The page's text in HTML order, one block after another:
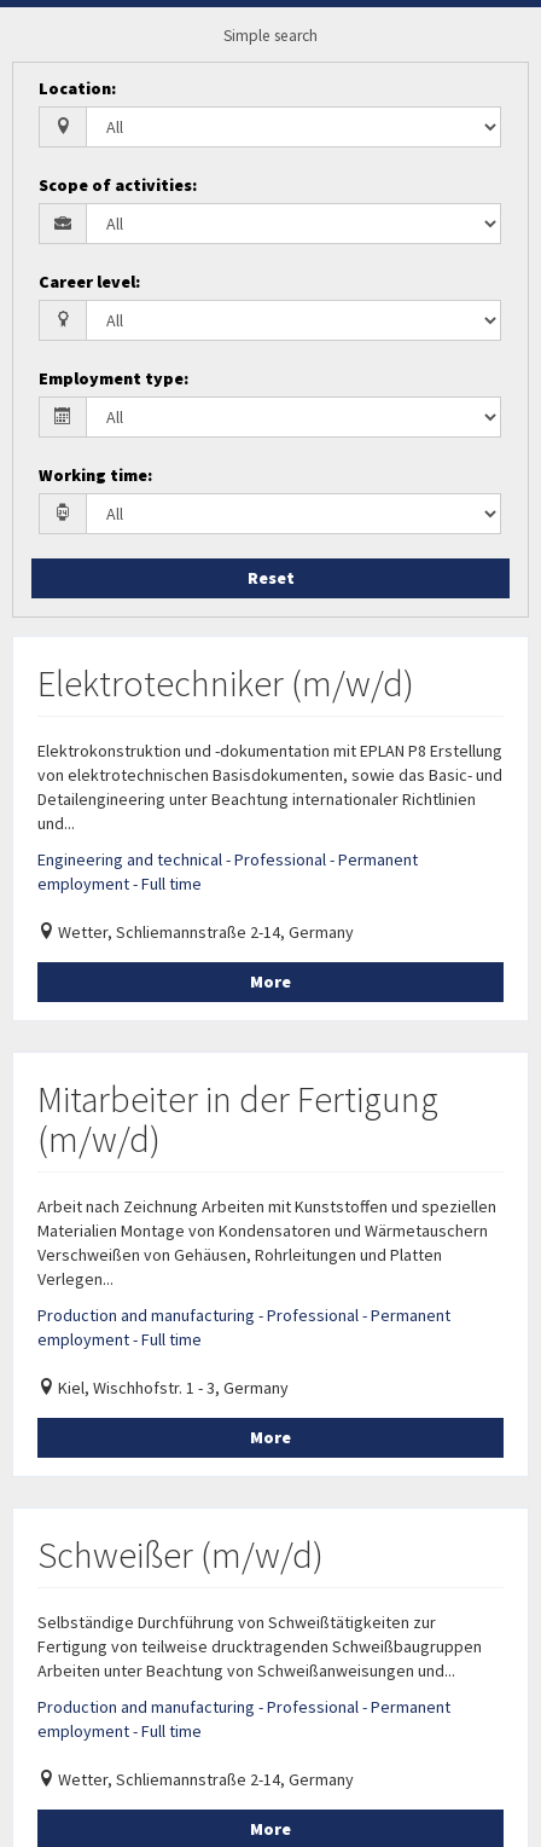
Simple search
Location:
Scope of activities:
Career level:
Employment type:
Working time:
Reset
Elektrotechniker (m/w/d)
Elektrokonstruktion und -dokumentation mit EPLAN P8 Erstellung
von elektrotechnischen Basisdokumenten, sowie das Basic- und
Detailengineering unter Beachtung internationaler Richtlinien
und...
Engineering and technical - Professional - Permanent
employment - Full time
Wetter, Schliemannstraße 2-14, Germany
More
Mitarbeiter in der Fertigung
(m/w/d)
Arbeit nach Zeichnung Arbeiten mit Kunststoffen und speziellen
Materialien Montage von Kondensatoren und Wärmetauschern
Verschweißen von Gehäusen, Rohrleitungen und Platten
Verlegen...
Production and manufacturing - Professional - Permanent
employment - Full time
Kiel, Wischhofstr. 1 - 3, Germany
More
Schweißer (m/w/d)
Selbständige Durchführung von Schweißtätigkeiten zur
Fertigung von teilweise drucktragenden Schweißbaugruppen
Arbeiten unter Beachtung von Schweißanweisungen und...
Production and manufacturing - Professional - Permanent
employment - Full time
Wetter, Schliemannstraße 2-14, Germany
More